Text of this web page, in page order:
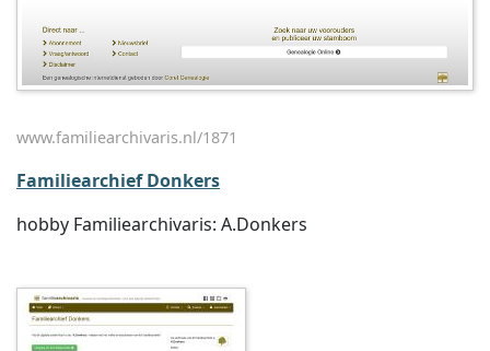
www.familiearchivaris.nl/1871
Familiearchief Donkers
hobby Familiearchivaris: A.Donkers